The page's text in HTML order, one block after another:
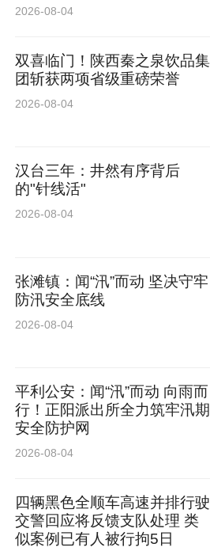
2026-08-04
双喜临门！陕西秦之泉饮品集
团斩获两项省级重磅荣誉
2026-08-04
汉台三年：井然有序背后
的"针线活"
2026-08-04
张滩镇：闻“汛”而动 坚决守牢
防汛安全底线
2026-08-04
平利公安：闻“汛”而动 向雨而
行！正阳派出所全力筑牢汛期
安全防护网
2026-08-04
四辆黑色全顺车高速并排行驶
交警回应将反馈支队处理 类
似案例已有人被行拘5日